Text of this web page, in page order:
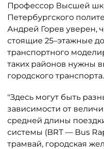
Профессор Высшей
Петербургского
Андрей Горев уверен,
стоящие 25–этажные
транспортного
таких районов нужны
городского транспорта.
"Здесь могут быть
зависимости от
средней длины
системы (BRT — Bus
трамвай, городская